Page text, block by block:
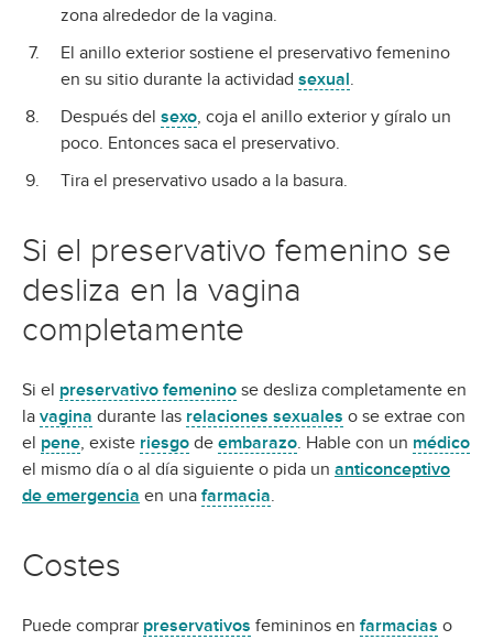
zona alrededor de la vagina.
El anillo exterior sostiene el preservativo femenino
en su sitio durante la actividad sexual.
Después del sexo, coja el anillo exterior y gíralo un
poco. Entonces saca el preservativo.
Tira el preservativo usado a la basura.
Si el preservativo femenino se
desliza en la vagina
completamente
Si el preservativo femenino se desliza completamente en
la vagina durante las relaciones sexuales o se extrae con
el pene, existe riesgo de embarazo. Hable con un médico
el mismo día o al día siguiente o pida un anticonceptivo
de emergencia en una farmacia.
Costes
Puede comprar preservativos femininos en farmacias o